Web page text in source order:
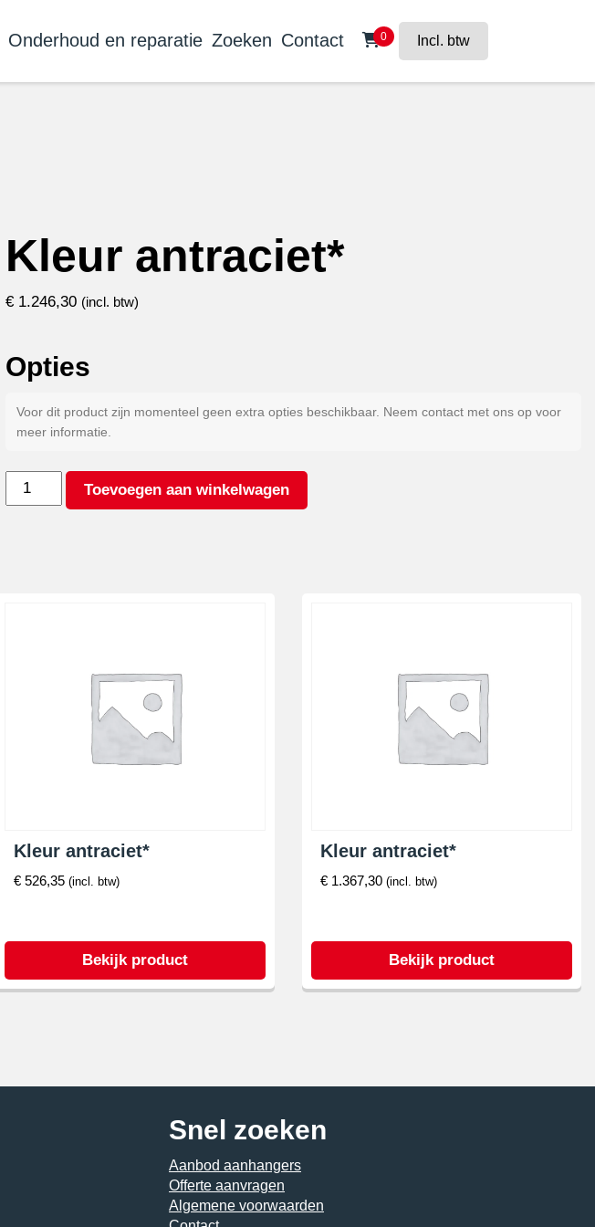
Onderhoud en reparatie Zoeken Contact 0 Incl. btw
Kleur antraciet*
€ 1.246,30 (incl. btw)
Opties
Voor dit product zijn momenteel geen extra opties beschikbaar. Neem contact met ons op voor
meer informatie.
Kleur
Toevoegen aan winkelwagen
Kleur antraciet*
€ 526,35 (incl. btw)
Bekijk product
Kleur antraciet*
€ 1.367,30 (incl. btw)
Bekijk product
Snel zoeken
Aanbod aanhangers
Offerte aanvragen
Algemene voorwaarden